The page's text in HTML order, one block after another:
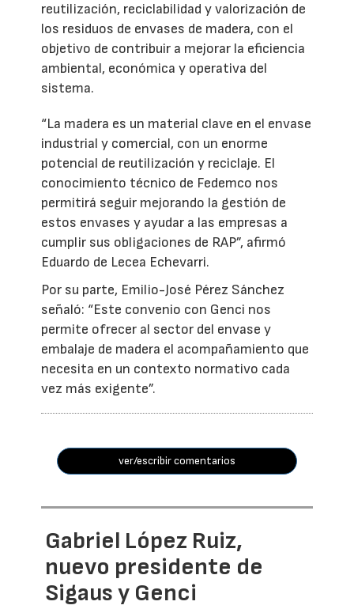
reutilización, reciclabilidad y valorización de
los residuos de envases de madera, con el
objetivo de contribuir a mejorar la eficiencia
ambiental, económica y operativa del
sistema.
“La madera es un material clave en el envase
industrial y comercial, con un enorme
potencial de reutilización y reciclaje. El
conocimiento técnico de Fedemco nos
permitirá seguir mejorando la gestión de
estos envases y ayudar a las empresas a
cumplir sus obligaciones de RAP”, afirmó
Eduardo de Lecea Echevarri.
Por su parte, Emilio-José Pérez Sánchez
señaló: “Este convenio con Genci nos
permite ofrecer al sector del envase y
embalaje de madera el acompañamiento que
necesita en un contexto normativo cada
vez más exigente”.
ver/escribir comentarios
Gabriel López Ruiz,
nuevo presidente de
Sigaus y Genci